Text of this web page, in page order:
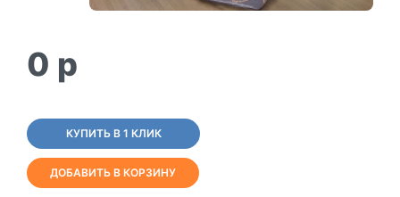
0 p
КУПИТЬ В 1 КЛИК
ДОБАВИТЬ В КОРЗИНУ